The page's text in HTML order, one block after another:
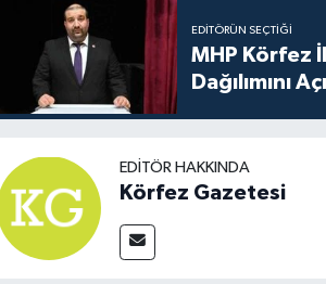
EDITÖRÜN SEÇTIĞI
MHP Körfez
Dağılımını
EDITÖR HAKKINDA
Körfez Gazetesi